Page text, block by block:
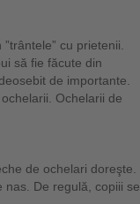
cu prietenii.
să fie făcute din
de importante.
Ochelarii de
de ochelari doreşte.
De regulă, copiii se